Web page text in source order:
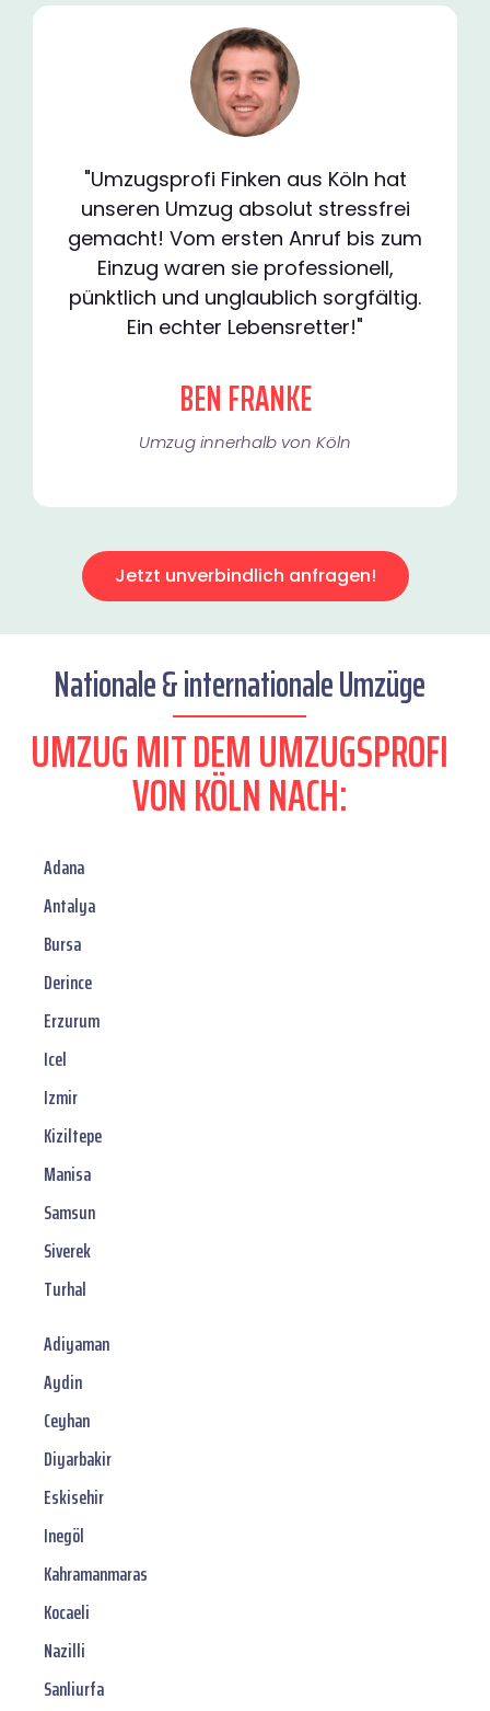
"Umzugsprofi Finken aus Köln hat
unseren Umzug absolut stressfrei
gemacht! Vom ersten Anruf bis zum
Einzug waren sie professionell,
pünktlich und unglaublich sorgfältig.
Ein echter Lebensretter!"
BEN FRANKE
Umzug innerhalb von Köln​
Jetzt unverbindlich anfragen!
Nationale & internationale Umzüge
UMZUG MIT DEM UMZUGSPROFI
VON KÖLN NACH:
Adana
Antalya
Bursa
Derince
Erzurum
Icel
Izmir
Kiziltepe
Manisa
Samsun
Siverek
Turhal
Adiyaman
Aydin
Ceyhan
Diyarbakir
Eskisehir
Inegöl
Kahramanmaras
Kocaeli
Nazilli
Sanliurfa